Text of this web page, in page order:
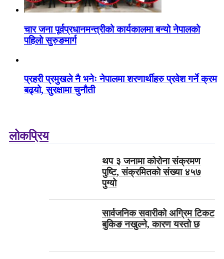
चार जना पूर्वप्रधानमन्त्रीको कार्यकालमा बन्यो नेपालको
पहिलो सुरुङमार्ग
प्रहरी प्रमुखले नै भनेः नेपालमा शरणार्थीहरु प्रवेश गर्ने क्रम
बढ्यो, सुरक्षामा चुनौती
लोकप्रिय
थप ३ जनामा कोरोना संक्रमण
पुष्टि, संक्रमितको संख्या ४५७
पुग्यो
सार्वजनिक सवारीको अग्रिम टिकट
बुकिङ नखुल्ने, कारण यस्तो छ